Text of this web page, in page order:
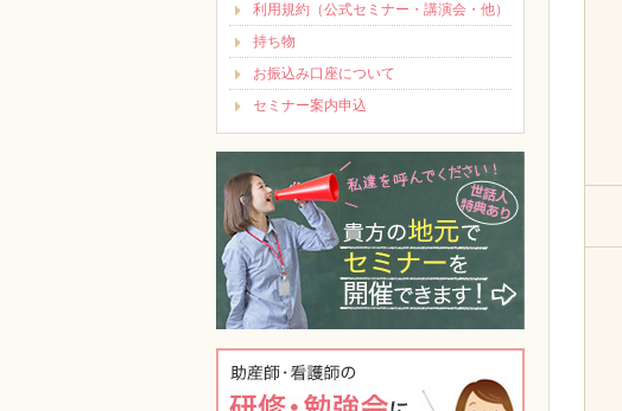
利用規約（公式セミナー・講演会・他）
持ち物
お振込み口座について
セミナー案内申込